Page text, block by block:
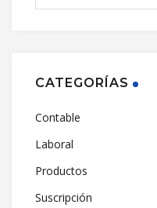
CATEGORÍAS
Contable
Laboral
Productos
Suscripción